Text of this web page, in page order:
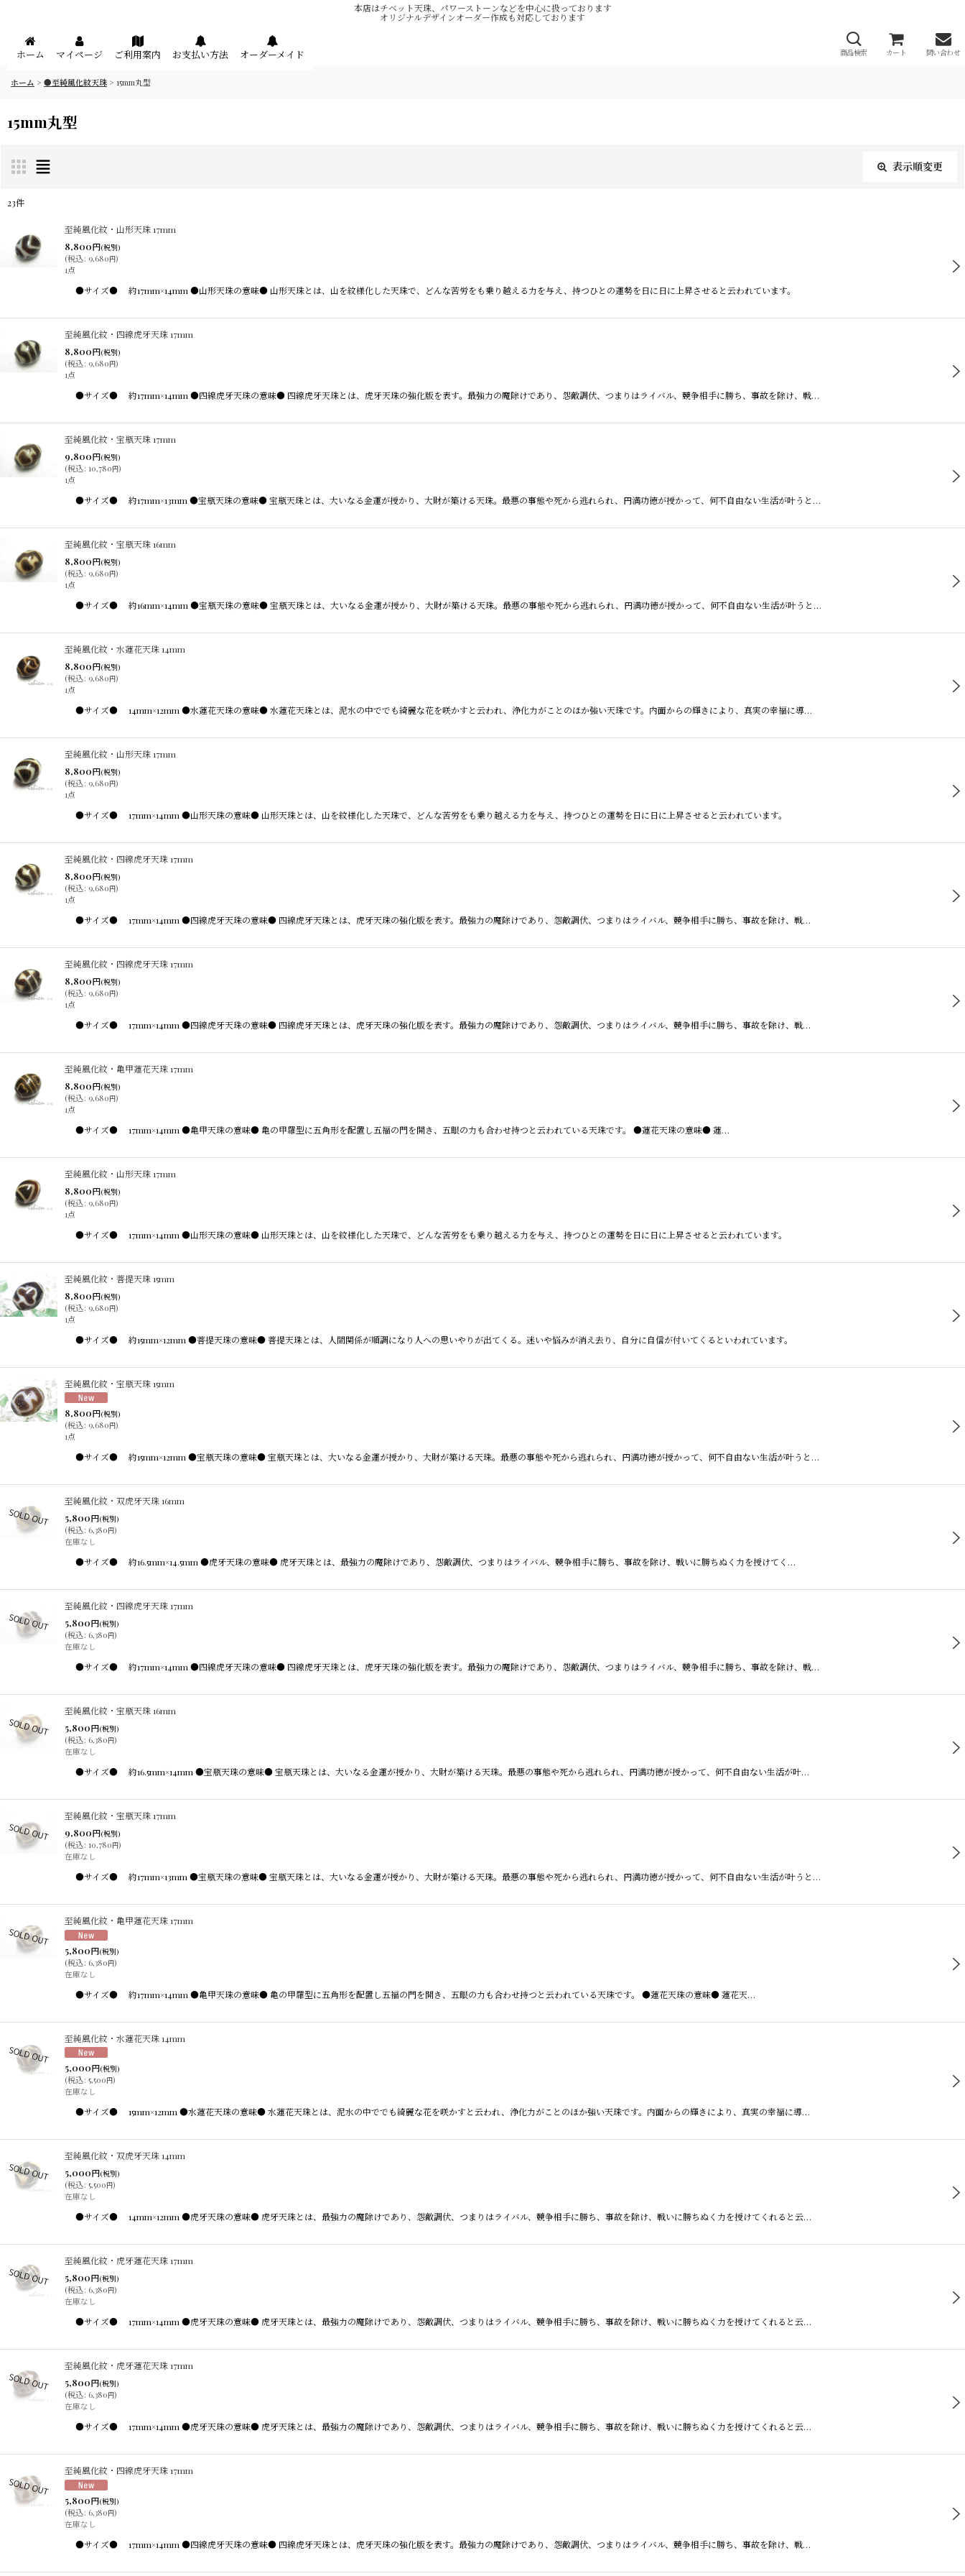
本店はチベット天珠、パワーストーンなどを中心に扱っております
オリジナルデザインオーダー作成も対応しております
メニュー 商品検索 カート 問い合わせ
ホーム マイページ ご利用案内 お支払い方法 オーダーメイド
ホーム > ●至純風化紋天珠 > 15mm丸型
15mm丸型
表示順変更
在庫あり
23件
至純風化紋・山形天珠 17mm
8,800円(税別)
(税込: 9,680円)
1点
●サイズ● 約17mm×14mm ●山形天珠の意味● 山形天珠とは、山を紋様化した天珠で、どんな苦労をも乗り越える力を与え、持つひとの運勢を日に日に上昇させると云われています。
至純風化紋・四線虎牙天珠 17mm
8,800円(税別)
(税込: 9,680円)
1点
●サイズ● 約17mm×14mm ●四線虎牙天珠の意味● 四線虎牙天珠とは、虎牙天珠の強化版を表す。最強力の魔除けであり、怨敵調伏、つまりはライバル、競争相手に勝ち、事故を除け、戦…
至純風化紋・宝瓶天珠 17mm
9,800円(税別)
(税込: 10,780円)
1点
●サイズ● 約17mm×13mm ●宝瓶天珠の意味● 宝瓶天珠とは、大いなる金運が授かり、大財が築ける天珠。最悪の事態や死から逃れられ、円満功徳が授かって、何不自由ない生活が叶うと…
至純風化紋・宝瓶天珠 16mm
8,800円(税別)
(税込: 9,680円)
1点
●サイズ● 約16mm×14mm ●宝瓶天珠の意味● 宝瓶天珠とは、大いなる金運が授かり、大財が築ける天珠。最悪の事態や死から逃れられ、円満功徳が授かって、何不自由ない生活が叶うと…
至純風化紋・水蓮花天珠 14mm
8,800円(税別)
(税込: 9,680円)
1点
●サイズ● 14mm×12mm ●水蓮花天珠の意味● 水蓮花天珠とは、泥水の中ででも綺麗な花を咲かすと云われ、浄化力がことのほか強い天珠です。内面からの輝きにより、真実の幸福に導…
至純風化紋・山形天珠 17mm
8,800円(税別)
(税込: 9,680円)
1点
●サイズ● 17mm×14mm ●山形天珠の意味● 山形天珠とは、山を紋様化した天珠で、どんな苦労をも乗り越える力を与え、持つひとの運勢を日に日に上昇させると云われています。
至純風化紋・四線虎牙天珠 17mm
8,800円(税別)
(税込: 9,680円)
1点
●サイズ● 17mm×14mm ●四線虎牙天珠の意味● 四線虎牙天珠とは、虎牙天珠の強化版を表す。最強力の魔除けであり、怨敵調伏、つまりはライバル、競争相手に勝ち、事故を除け、戦…
至純風化紋・四線虎牙天珠 17mm
8,800円(税別)
(税込: 9,680円)
1点
●サイズ● 17mm×14mm ●四線虎牙天珠の意味● 四線虎牙天珠とは、虎牙天珠の強化版を表す。最強力の魔除けであり、怨敵調伏、つまりはライバル、競争相手に勝ち、事故を除け、戦…
至純風化紋・亀甲蓮花天珠 17mm
8,800円(税別)
(税込: 9,680円)
1点
●サイズ● 17mm×14mm ●亀甲天珠の意味● 亀の甲羅型に五角形を配置し五福の門を開き、五眼の力も合わせ持つと云われている天珠です。 ●蓮花天珠の意味● 蓮…
至純風化紋・山形天珠 17mm
8,800円(税別)
(税込: 9,680円)
1点
●サイズ● 17mm×14mm ●山形天珠の意味● 山形天珠とは、山を紋様化した天珠で、どんな苦労をも乗り越える力を与え、持つひとの運勢を日に日に上昇させると云われています。
至純風化紋・菩提天珠 15mm
8,800円(税別)
(税込: 9,680円)
1点
●サイズ● 約15mm×12mm ●菩提天珠の意味● 菩提天珠とは、人間関係が順調になり人への思いやりが出てくる。迷いや悩みが消え去り、自分に自信が付いてくるといわれています。
至純風化紋・宝瓶天珠 15mm
8,800円(税別)
(税込: 9,680円)
1点
●サイズ● 約15mm×12mm ●宝瓶天珠の意味● 宝瓶天珠とは、大いなる金運が授かり、大財が築ける天珠。最悪の事態や死から逃れられ、円満功徳が授かって、何不自由ない生活が叶うと…
至純風化紋・双虎牙天珠 16mm
5,800円(税別)
(税込: 6,380円)
在庫なし
●サイズ● 約16.5mm×14.5mm ●虎牙天珠の意味● 虎牙天珠とは、最強力の魔除けであり、怨敵調伏、つまりはライバル、競争相手に勝ち、事故を除け、戦いに勝ちぬく力を授けてく…
至純風化紋・四線虎牙天珠 17mm
5,800円(税別)
(税込: 6,380円)
在庫なし
●サイズ● 約17mm×14mm ●四線虎牙天珠の意味● 四線虎牙天珠とは、虎牙天珠の強化版を表す。最強力の魔除けであり、怨敵調伏、つまりはライバル、競争相手に勝ち、事故を除け、戦…
至純風化紋・宝瓶天珠 16mm
5,800円(税別)
(税込: 6,380円)
在庫なし
●サイズ● 約16.5mm×14mm ●宝瓶天珠の意味● 宝瓶天珠とは、大いなる金運が授かり、大財が築ける天珠。最悪の事態や死から逃れられ、円満功徳が授かって、何不自由ない生活が叶…
至純風化紋・宝瓶天珠 17mm
9,800円(税別)
(税込: 10,780円)
在庫なし
●サイズ● 約17mm×13mm ●宝瓶天珠の意味● 宝瓶天珠とは、大いなる金運が授かり、大財が築ける天珠。最悪の事態や死から逃れられ、円満功徳が授かって、何不自由ない生活が叶うと…
至純風化紋・亀甲蓮花天珠 17mm
5,800円(税別)
(税込: 6,380円)
在庫なし
●サイズ● 約17mm×14mm ●亀甲天珠の意味● 亀の甲羅型に五角形を配置し五福の門を開き、五眼の力も合わせ持つと云われている天珠です。 ●蓮花天珠の意味● 蓮花天…
至純風化紋・水蓮花天珠 14mm
5,000円(税別)
(税込: 5,500円)
在庫なし
●サイズ● 15mm×12mm ●水蓮花天珠の意味● 水蓮花天珠とは、泥水の中ででも綺麗な花を咲かすと云われ、浄化力がことのほか強い天珠です。内面からの輝きにより、真実の幸福に導…
至純風化紋・双虎牙天珠 14mm
5,000円(税別)
(税込: 5,500円)
在庫なし
●サイズ● 14mm×12mm ●虎牙天珠の意味● 虎牙天珠とは、最強力の魔除けであり、怨敵調伏、つまりはライバル、競争相手に勝ち、事故を除け、戦いに勝ちぬく力を授けてくれると云…
至純風化紋・虎牙蓮花天珠 17mm
5,800円(税別)
(税込: 6,380円)
在庫なし
●サイズ● 17mm×14mm ●虎牙天珠の意味● 虎牙天珠とは、最強力の魔除けであり、怨敵調伏、つまりはライバル、競争相手に勝ち、事故を除け、戦いに勝ちぬく力を授けてくれると云…
至純風化紋・虎牙蓮花天珠 17mm
5,800円(税別)
(税込: 6,380円)
在庫なし
●サイズ● 17mm×14mm ●虎牙天珠の意味● 虎牙天珠とは、最強力の魔除けであり、怨敵調伏、つまりはライバル、競争相手に勝ち、事故を除け、戦いに勝ちぬく力を授けてくれると云…
至純風化紋・四線虎牙天珠 17mm
5,800円(税別)
(税込: 6,380円)
在庫なし
●サイズ● 17mm×14mm ●四線虎牙天珠の意味● 四線虎牙天珠とは、虎牙天珠の強化版を表す。最強力の魔除けであり、怨敵調伏、つまりはライバル、競争相手に勝ち、事故を除け、戦…